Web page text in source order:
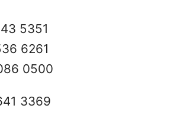
5351
6261
0500
3369